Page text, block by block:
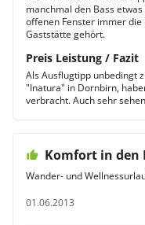
manchmal den Bass
offenen Fenster immer
Gaststätte gehört.
Preis Leistung / Fazit
Als Ausflugtipp unbedingt
"Inatura" in Dornbirn,
verbracht. Auch sehr
Komfort in den
Wander- und
01.06.2013